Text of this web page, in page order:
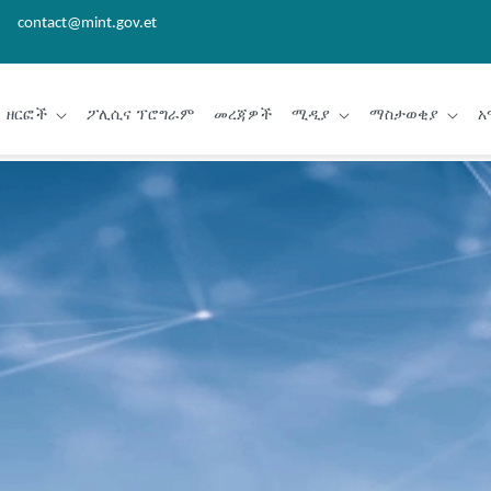
contact@mint.gov.et
ዘርፎች ፖሊሲና ፕሮግራም መረጃዎች ሚዲያ ማስታወቂያ